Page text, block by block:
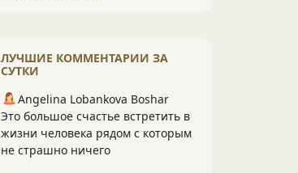
ЛУЧШИЕ КОММЕНТАРИИ ЗА
СУТКИ
Angelina Lobankova Boshar
Это большое счастье встретить в
жизни человека рядом с которым
не страшно ничего